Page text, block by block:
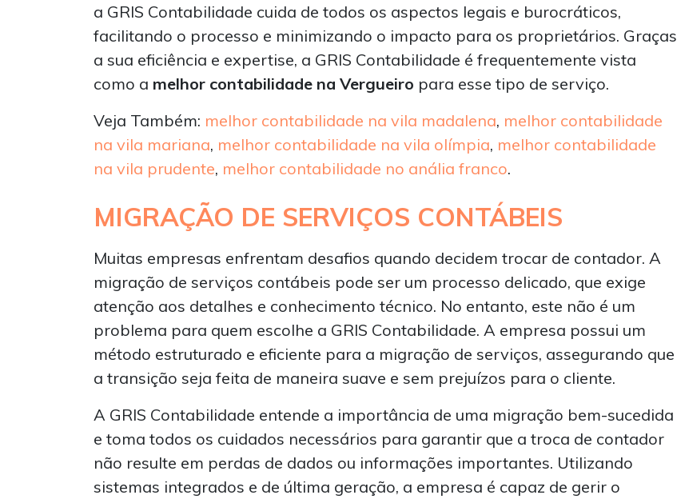
a GRIS Contabilidade cuida de todos os aspectos legais e burocráticos,
facilitando o processo e minimizando o impacto para os proprietários. Graças
a sua eficiência e expertise, a GRIS Contabilidade é frequentemente vista
como a melhor contabilidade na Vergueiro para esse tipo de serviço.
Veja Também: melhor contabilidade na vila madalena, melhor contabilidade
na vila mariana, melhor contabilidade na vila olímpia, melhor contabilidade
na vila prudente, melhor contabilidade no anália franco.
MIGRAÇÃO DE SERVIÇOS CONTÁBEIS
Muitas empresas enfrentam desafios quando decidem trocar de contador. A
migração de serviços contábeis pode ser um processo delicado, que exige
atenção aos detalhes e conhecimento técnico. No entanto, este não é um
problema para quem escolhe a GRIS Contabilidade. A empresa possui um
método estruturado e eficiente para a migração de serviços, assegurando que
a transição seja feita de maneira suave e sem prejuízos para o cliente.
A GRIS Contabilidade entende a importância de uma migração bem-sucedida
e toma todos os cuidados necessários para garantir que a troca de contador
não resulte em perdas de dados ou informações importantes. Utilizando
sistemas integrados e de última geração, a empresa é capaz de gerir o